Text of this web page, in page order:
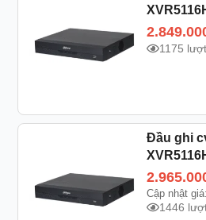
1175
Đầu ghi
Cập nhật
1446